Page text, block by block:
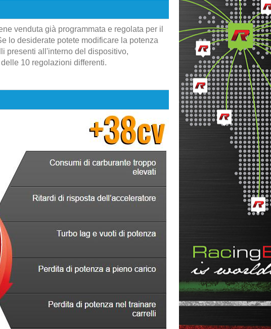
venduta già programmata e regolata per il
lo desiderate potete modificare la potenza
presenti all'interno del dispositivo,
10 regolazioni differenti.